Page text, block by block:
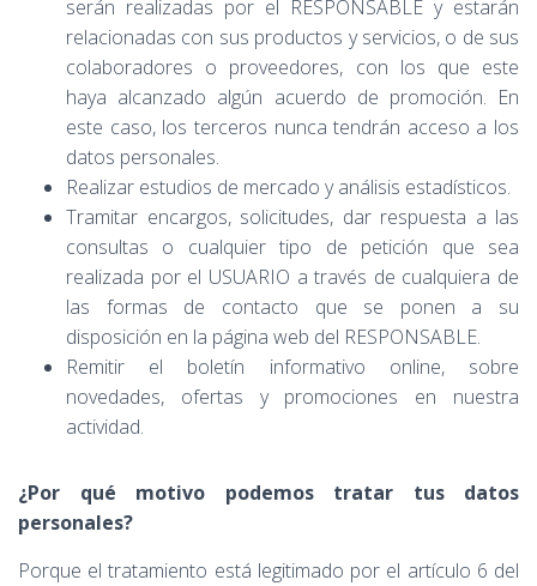
serán realizadas por el RESPONSABLE y estarán
relacionadas con sus productos y servicios, o de sus
colaboradores o proveedores, con los que este
haya alcanzado algún acuerdo de promoción. En
este caso, los terceros nunca tendrán acceso a los
datos personales.
Realizar estudios de mercado y análisis estadísticos.
Tramitar encargos, solicitudes, dar respuesta a las
consultas o cualquier tipo de petición que sea
realizada por el USUARIO a través de cualquiera de
las formas de contacto que se ponen a su
disposición en la página web del RESPONSABLE.
Remitir el boletín informativo online, sobre
novedades, ofertas y promociones en nuestra
actividad.
¿Por qué motivo podemos tratar tus datos
personales?
Porque el tratamiento está legitimado por el artículo 6 del